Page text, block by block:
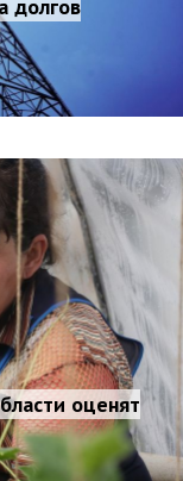
долгов
оценят